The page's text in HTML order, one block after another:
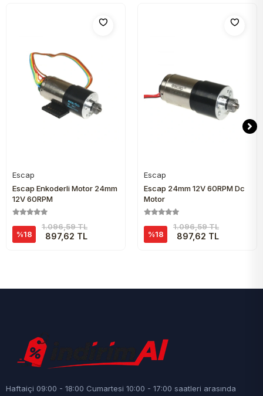
Escap
Escap Enkoderli Motor 24mm
12V 60RPM
%18
1.096,59 TL
897,62 TL
Escap
Escap 24mm 12V 60RPM Dc
Motor
%18
1.096,59 TL
897,62 TL
Haftaiçi 09:00 - 18:00 Cumartesi 10:00 - 17:00 saatleri arasında